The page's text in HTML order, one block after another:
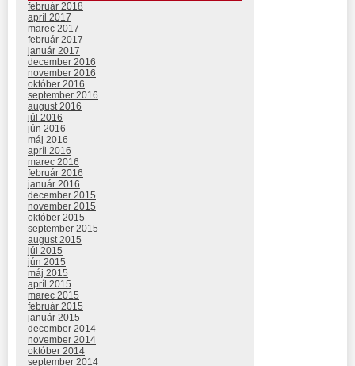
február 2018
apríl 2017
marec 2017
február 2017
január 2017
december 2016
november 2016
október 2016
september 2016
august 2016
júl 2016
jún 2016
máj 2016
apríl 2016
marec 2016
február 2016
január 2016
december 2015
november 2015
október 2015
september 2015
august 2015
júl 2015
jún 2015
máj 2015
apríl 2015
marec 2015
február 2015
január 2015
december 2014
november 2014
október 2014
september 2014